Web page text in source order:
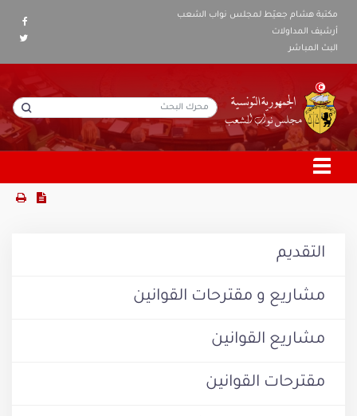
مكتبة هشام جعيّط لمجلس نواب الشعب
أرشيف المداولات
البث المباشر
التقديم
مشاريع و مقترحات القوانين
مشاريع القوانين
مقترحات القوانين